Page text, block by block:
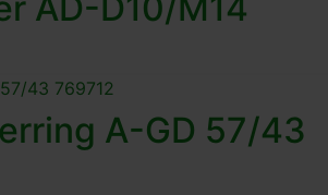
A-GD 57/43